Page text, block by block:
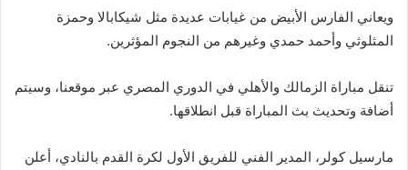
ويعاني الفارس الأبيض من غيابات عديدة مثل شيكابالا وحمزة
المثلوثي وأحمد حمدي وغيرهم من النجوم المؤثرين.
تنقل مباراة الزمالك والأهلي في الدوري المصري عبر موقعنا، وسيتم
أضافة وتحديث بث المباراة قبل انطلاقها.
مارسيل كولر، المدير الفني للفريق الأول لكرة القدم بالنادي، أعلن